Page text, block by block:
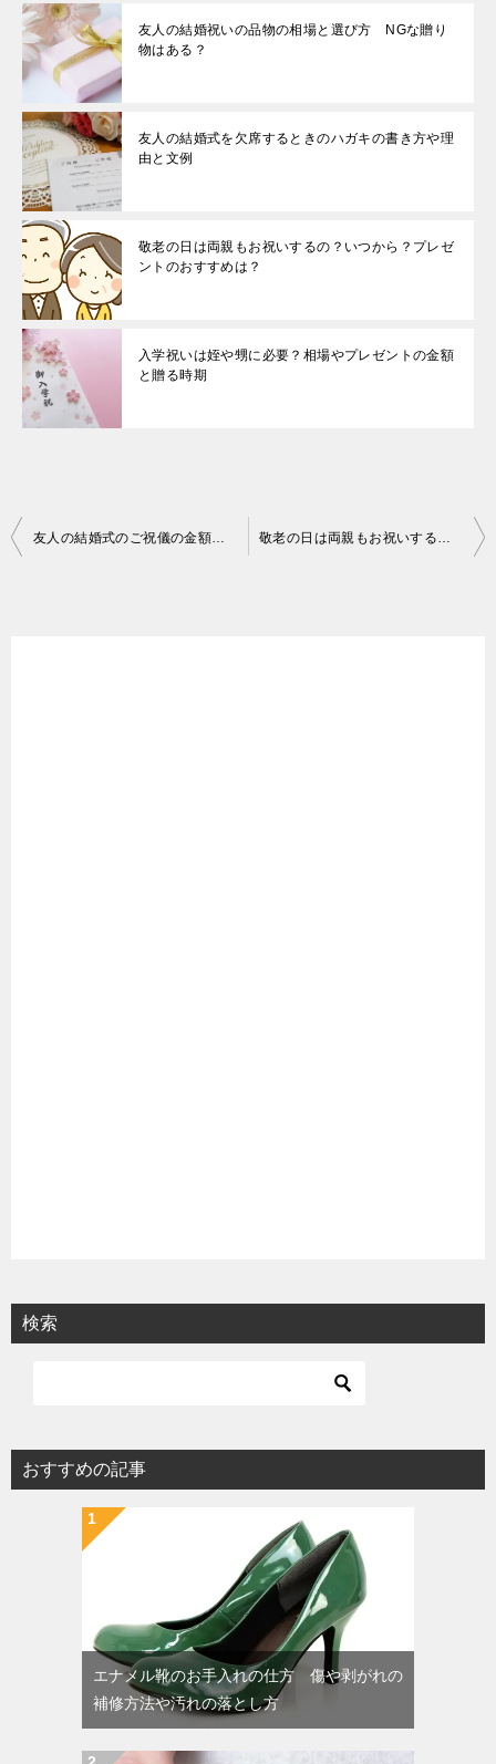
友人の結婚祝いの品物の相場と選び方 NGな贈り
物はある？
友人の結婚式を欠席するときのハガキの書き方や理
由と文例
敬老の日は両親もお祝いするの？いつから？プレゼ
ントのおすすめは？
入学祝いは姪や甥に必要？相場やプレゼントの金額
と贈る時期
投
検索
おすすめの記事
エナメル靴のお手入れの仕方 傷や剥がれの
補修方法や汚れの落とし方